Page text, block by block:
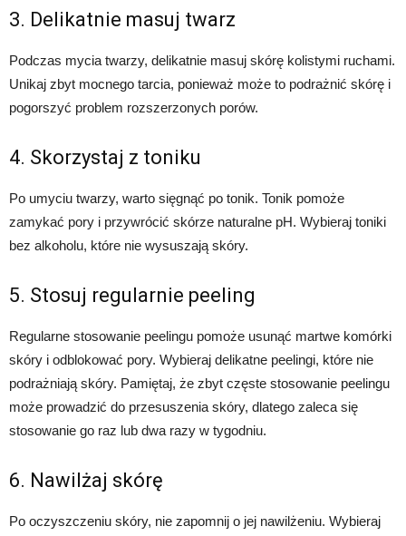
3. Delikatnie masuj twarz
Podczas mycia twarzy, delikatnie masuj skórę kolistymi ruchami.
Unikaj zbyt mocnego tarcia, ponieważ może to podrażnić skórę i
pogorszyć problem rozszerzonych porów.
4. Skorzystaj z toniku
Po umyciu twarzy, warto sięgnąć po tonik. Tonik pomoże
zamykać pory i przywrócić skórze naturalne pH. Wybieraj toniki
bez alkoholu, które nie wysuszają skóry.
5. Stosuj regularnie peeling
Regularne stosowanie peelingu pomoże usunąć martwe komórki
skóry i odblokować pory. Wybieraj delikatne peelingi, które nie
podrażniają skóry. Pamiętaj, że zbyt częste stosowanie peelingu
może prowadzić do przesuszenia skóry, dlatego zaleca się
stosowanie go raz lub dwa razy w tygodniu.
6. Nawilżaj skórę
Po oczyszczeniu skóry, nie zapomnij o jej nawilżeniu. Wybieraj